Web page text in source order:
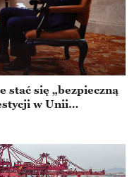
stać się „bezpieczną
w Unii